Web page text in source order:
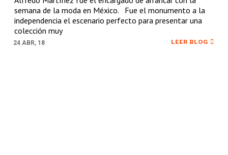
24 ABR, 18
semana de la moda en México. Fue el monumento a la
independencia el escenario perfecto para presentar una
colección muy
LEER BLOG